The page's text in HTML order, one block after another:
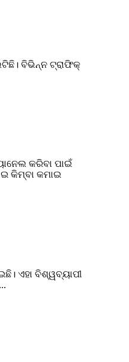
ବିଭିନ୍ନ ଟ୍ରାଫିକ୍
କରିବା ପାଇଁ
କିମ୍ବା କମାଇ
ଏହା ବିଶ୍ୱବ୍ୟାପୀ